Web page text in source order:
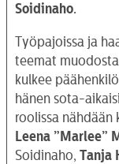
Soidinaho.
Työpajoissa ja
teemat
kulkee
hänen sota-
roolissa nähdään
Leena ”Marlee”
Soidinaho, Tanja